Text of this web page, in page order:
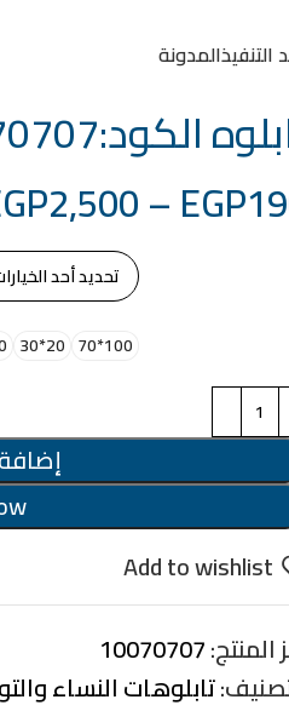
التنفيذالمدونة
الكود:10070707
EGP
–
2,500
100*70
20*30
Add to wishlist
المنتج:10070707
تابلوهات النساء